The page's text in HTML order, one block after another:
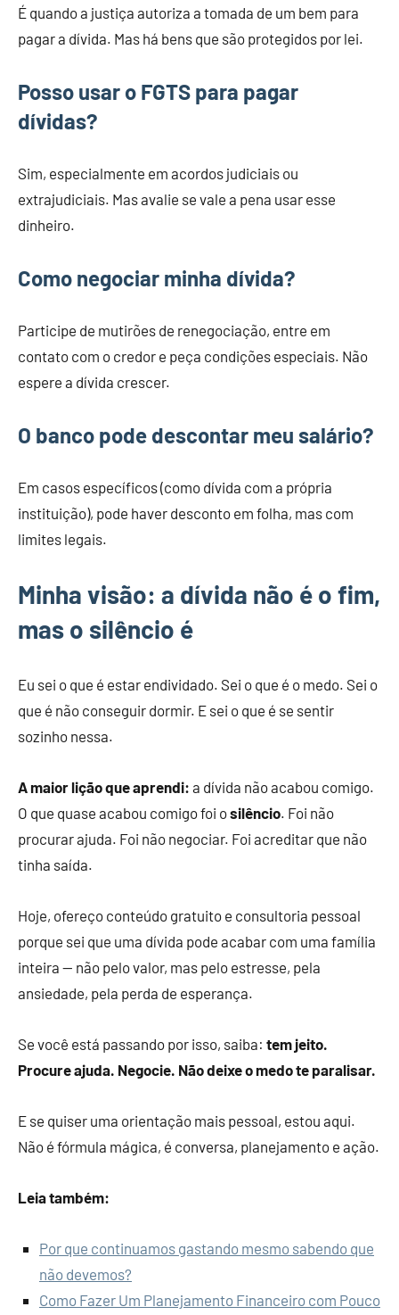
É quando a justiça autoriza a tomada de um bem para
pagar a dívida. Mas há bens que são protegidos por lei.
Posso usar o FGTS para pagar
dívidas?
Sim, especialmente em acordos judiciais ou
extrajudiciais. Mas avalie se vale a pena usar esse
dinheiro.
Como negociar minha dívida?
Participe de mutirões de renegociação, entre em
contato com o credor e peça condições especiais. Não
espere a dívida crescer.
O banco pode descontar meu salário?
Em casos específicos (como dívida com a própria
instituição), pode haver desconto em folha, mas com
limites legais.
Minha visão: a dívida não é o fim,
mas o silêncio é
Eu sei o que é estar endividado. Sei o que é o medo. Sei o
que é não conseguir dormir. E sei o que é se sentir
sozinho nessa.
A maior lição que aprendi: a dívida não acabou comigo.
O que quase acabou comigo foi osilêncio. Foi não
procurar ajuda. Foi não negociar. Foi acreditar que não
tinha saída.
Hoje, ofereço conteúdo gratuito e consultoria pessoal
porque sei que uma dívida pode acabar com uma família
inteira — não pelo valor, mas pelo estresse, pela
ansiedade, pela perda de esperança.
Se você está passando por isso, saiba: tem jeito.
Procure ajuda. Negocie. Não deixe o medo te paralisar.
E se quiser uma orientação mais pessoal, estou aqui.
Não é fórmula mágica, é conversa, planejamento e ação.
Leia também:
Por que continuamos gastando mesmo sabendo que
não devemos?
Como Fazer Um Planejamento Financeiro com Pouco